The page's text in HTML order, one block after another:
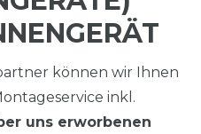
können wir Ihnen
inkl.
uns erworbenen